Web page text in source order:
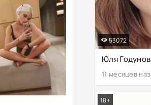
Юля
11 месяцев
53072
18+